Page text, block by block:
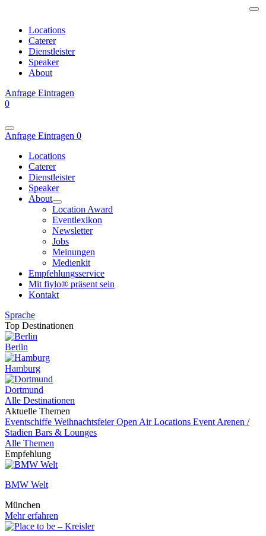
Locations
Caterer
Dienstleister
Speaker
About
Anfrage Eintragen
0
Anfrage Eintragen 0
Locations
Caterer
Dienstleister
Speaker
About
Location Award
Eventlexikon
Newsletter
Jobs
Meinungen
Medienkit
Empfehlungsservice
Mit fiylo® präsent sein
Kontakt
Sprache
Top Destinationen
Berlin
Hamburg
Dortmund
Alle Destinationen
Aktuelle Themen
Eventschiffe WeihnachtsfeierOpen Air Locations Event Arenen /
Stadien Bars & Lounges
Alle Themen
Empfehlung
BMW Welt
München
Mehr erfahren